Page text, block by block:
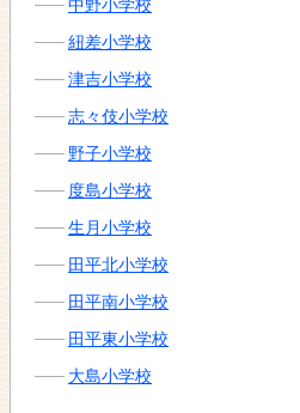
中野小学校
紐差小学校
津吉小学校
志々伎小学校
野子小学校
度島小学校
生月小学校
田平北小学校
田平南小学校
田平東小学校
大島小学校